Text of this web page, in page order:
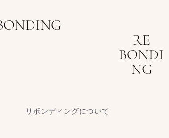
RE
BONDI
NG
リボンディングについて